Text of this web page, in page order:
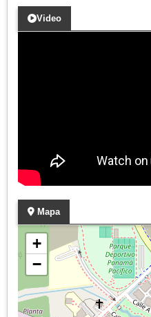
Video
Mapa
+
−